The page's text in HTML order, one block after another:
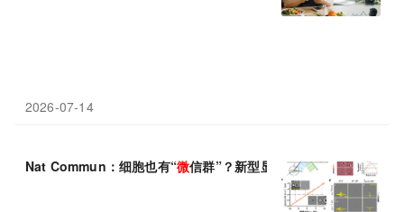
2026-07-14
Nat Commun：细胞也有“微信群”？新型显微镜技术首次看清隐